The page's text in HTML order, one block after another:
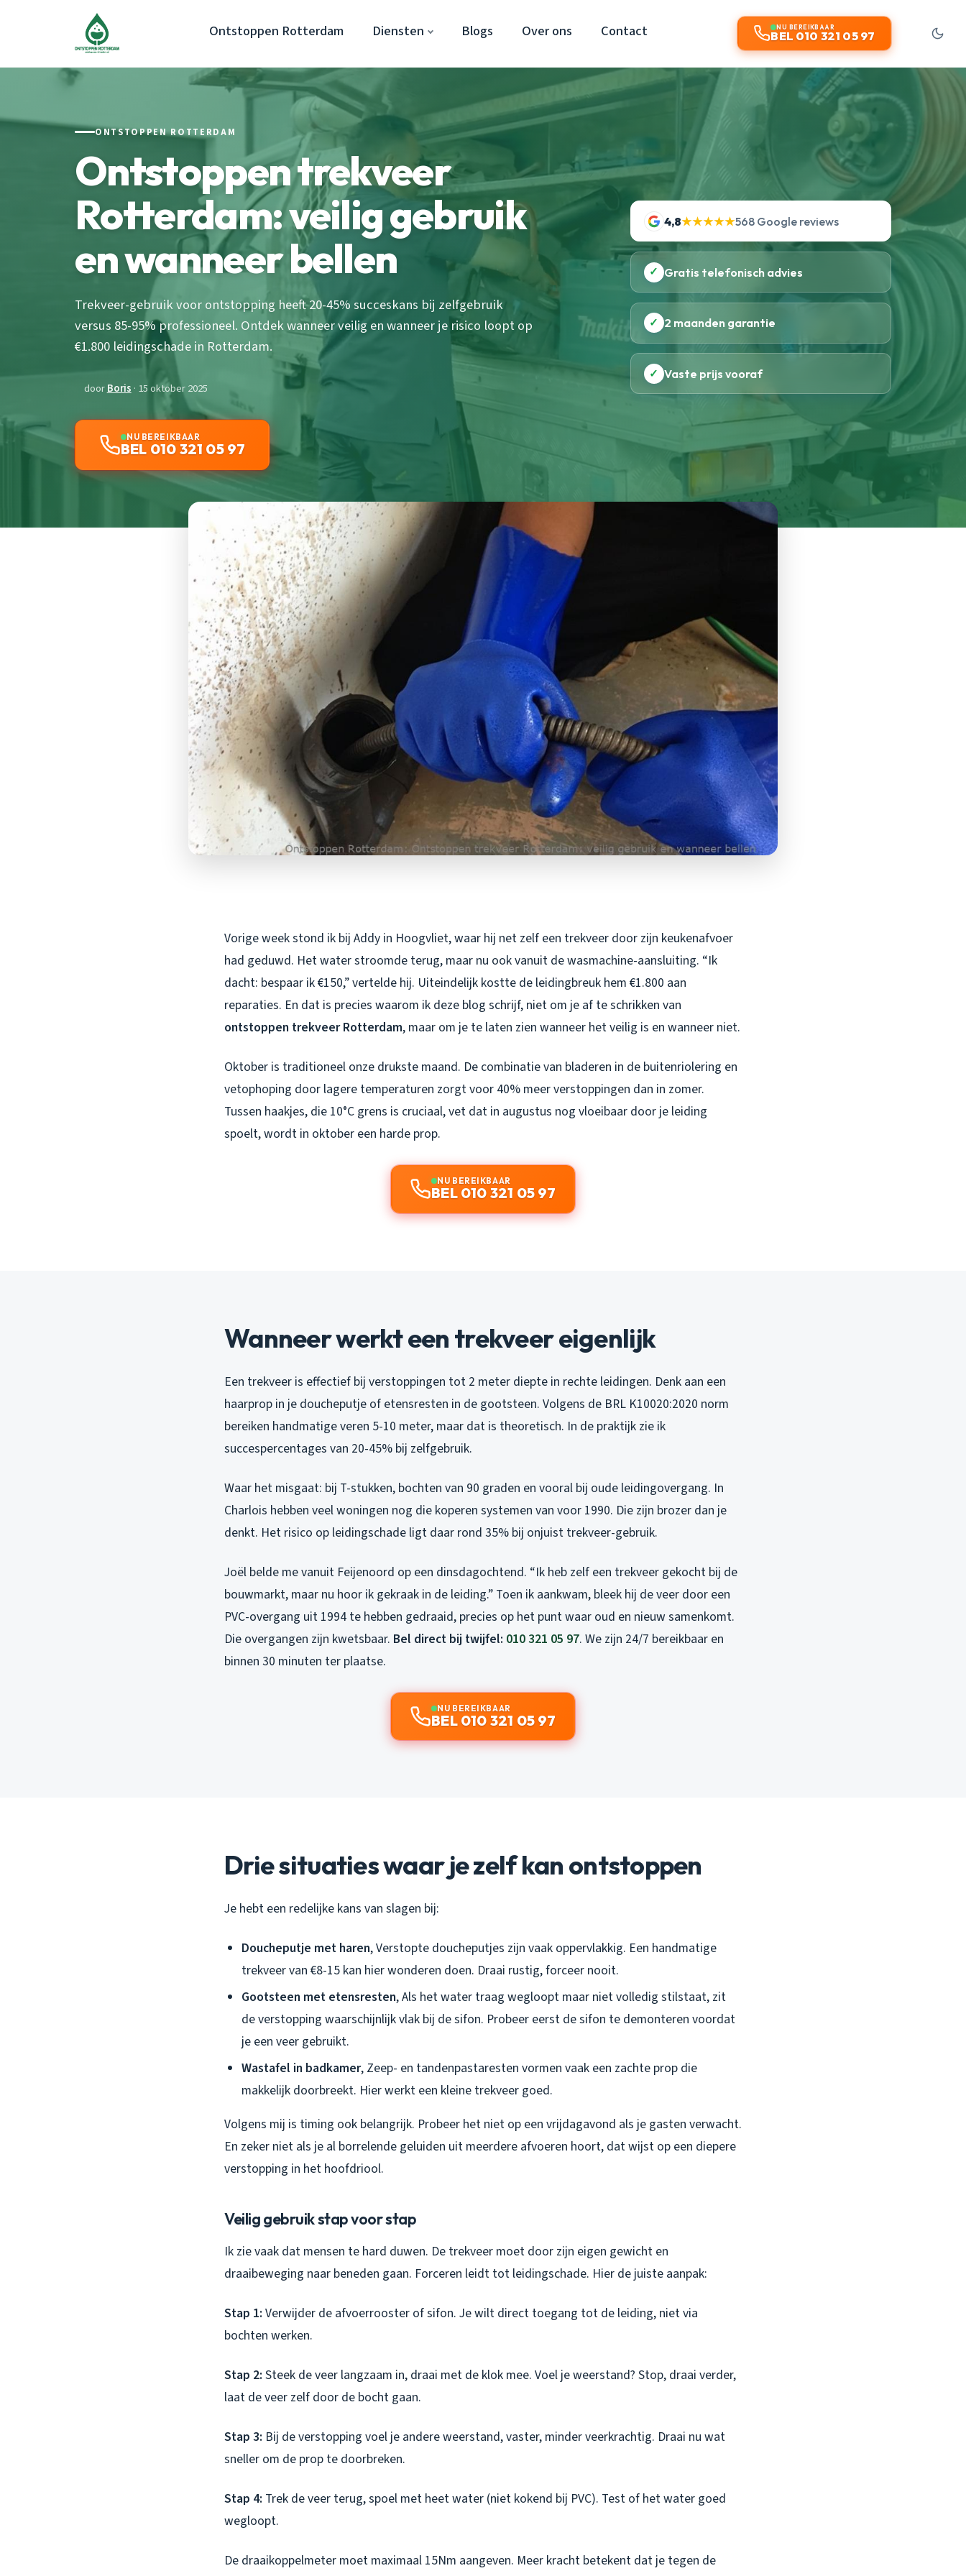
Ontstoppen Rotterdam Diensten Blogs Over ons Contact NU BEREIKBAAR
BEL 010 321 05 97
ONTSTOPPEN ROTTERDAM
Ontstoppen trekveer
Rotterdam: veilig gebruik
en wanneer bellen
Trekveer-gebruik voor ontstopping heeft 20-45% succeskans bij zelfgebruik
versus 85-95% professioneel. Ontdek wanneer veilig en wanneer je risico loopt op
€1.800 leidingschade in Rotterdam.
doorBoris · 15 oktober 2025
NU BEREIKBAAR
BEL 010 321 05 97
4,8★★★★★568 Google reviews
✓ Gratis telefonisch advies
✓ 2 maanden garantie
✓ Vaste prijs vooraf
Vorige week stond ik bij Addy in Hoogvliet, waar hij net zelf een trekveer door zijn keukenafvoer
had geduwd. Het water stroomde terug, maar nu ook vanuit de wasmachine-aansluiting. “Ik
dacht: bespaar ik €150,” vertelde hij. Uiteindelijk kostte de leidingbreuk hem €1.800 aan
reparaties. En dat is precies waarom ik deze blog schrijf, niet om je af te schrikken van
ontstoppen trekveer Rotterdam, maar om je te laten zien wanneer het veilig is en wanneer niet.
Oktober is traditioneel onze drukste maand. De combinatie van bladeren in de buitenriolering en
vetophoping door lagere temperaturen zorgt voor 40% meer verstoppingen dan in zomer.
Tussen haakjes, die 10°C grens is cruciaal, vet dat in augustus nog vloeibaar door je leiding
spoelt, wordt in oktober een harde prop.
NU BEREIKBAAR
BEL 010 321 05 97
Wanneer werkt een trekveer eigenlijk
Een trekveer is effectief bij verstoppingen tot 2 meter diepte in rechte leidingen. Denk aan een
haarprop in je doucheputje of etensresten in de gootsteen. Volgens de BRL K10020:2020 norm
bereiken handmatige veren 5-10 meter, maar dat is theoretisch. In de praktijk zie ik
succespercentages van 20-45% bij zelfgebruik.
Waar het misgaat: bij T-stukken, bochten van 90 graden en vooral bij oude leidingovergang. In
Charlois hebben veel woningen nog die koperen systemen van voor 1990. Die zijn brozer dan je
denkt. Het risico op leidingschade ligt daar rond 35% bij onjuist trekveer-gebruik.
Joël belde me vanuit Feijenoord op een dinsdagochtend. “Ik heb zelf een trekveer gekocht bij de
bouwmarkt, maar nu hoor ik gekraak in de leiding.” Toen ik aankwam, bleek hij de veer door een
PVC-overgang uit 1994 te hebben gedraaid, precies op het punt waar oud en nieuw samenkomt.
Die overgangen zijn kwetsbaar. Bel direct bij twijfel: 010 321 05 97. We zijn 24/7 bereikbaar en
binnen 30 minuten ter plaatse.
NU BEREIKBAAR
BEL 010 321 05 97
Drie situaties waar je zelf kan ontstoppen
Je hebt een redelijke kans van slagen bij:
Doucheputje met haren, Verstopte doucheputjes zijn vaak oppervlakkig. Een handmatige
trekveer van €8-15 kan hier wonderen doen. Draai rustig, forceer nooit.
Gootsteen met etensresten, Als het water traag wegloopt maar niet volledig stilstaat, zit
de verstopping waarschijnlijk vlak bij de sifon. Probeer eerst de sifon te demonteren voordat
je een veer gebruikt.
Wastafel in badkamer, Zeep- en tandenpastaresten vormen vaak een zachte prop die
makkelijk doorbreekt. Hier werkt een kleine trekveer goed.
Volgens mij is timing ook belangrijk. Probeer het niet op een vrijdagavond als je gasten verwacht.
En zeker niet als je al borrelende geluiden uit meerdere afvoeren hoort, dat wijst op een diepere
verstopping in het hoofdriool.
Veilig gebruik stap voor stap
Ik zie vaak dat mensen te hard duwen. De trekveer moet door zijn eigen gewicht en
draaibeweging naar beneden gaan. Forceren leidt tot leidingschade. Hier de juiste aanpak:
Stap 1: Verwijder de afvoerrooster of sifon. Je wilt direct toegang tot de leiding, niet via
bochten werken.
Stap 2: Steek de veer langzaam in, draai met de klok mee. Voel je weerstand? Stop, draai verder,
laat de veer zelf door de bocht gaan.
Stap 3: Bij de verstopping voel je andere weerstand, vaster, minder veerkrachtig. Draai nu wat
sneller om de prop te doorbreken.
Stap 4: Trek de veer terug, spoel met heet water (niet kokend bij PVC). Test of het water goed
wegloopt.
De draaikoppelmeter moet maximaal 15Nm aangeven. Meer kracht betekent dat je tegen de